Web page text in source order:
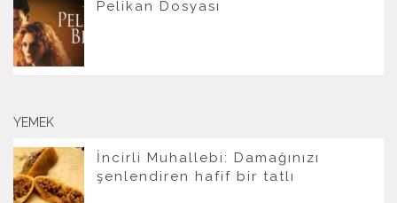
Pelikan Dosyası
YEMEK
İncirli Muhallebi: Damağınızı
şenlendiren hafif bir tatlı